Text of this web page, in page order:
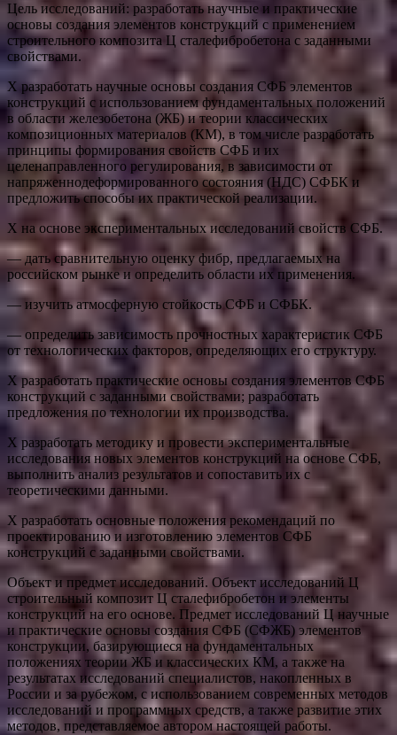
Цель исследований: разработать научные и практические
основы создания элементов конструкций с применением
строительного композита Ц сталефибробетона с заданными
свойствами.
Х разработать научные основы создания СФБ элементов
конструкций с использованием фундаментальных положений
в области железобетона (ЖБ) и теории классических
композиционных материалов (КМ), в том числе разработать
принципы формирования свойств СФБ и их
целенаправленного регулирования, в зависимости от
напряженнодеформированного состояния (НДС) СФБК и
предложить способы их практической реализации.
Х на основе экспериментальных исследований свойств СФБ.
— дать сравнительную оценку фибр, предлагаемых на
российском рынке и определить области их применения.
— изучить атмосферную стойкость СФБ и СФБК.
— определить зависимость прочностных характеристик СФБ
от технологических факторов, определяющих его структуру.
Х разработать практические основы создания элементов СФБ
конструкций с заданными свойствами; разработать
предложения по технологии их производства.
Х разработать методику и провести экспериментальные
исследования новых элементов конструкций на основе СФБ,
выполнить анализ результатов и сопоставить их с
теоретическими данными.
Х разработать основные положения рекомендаций по
проектированию и изготовлению элементов СФБ
конструкций с заданными свойствами.
Объект и предмет исследований. Объект исследований Ц
строительный композит Ц сталефибробетон и элементы
конструкций на его основе. Предмет исследований Ц научные
и практические основы создания СФБ (СФЖБ) элементов
конструкции, базирующиеся на фундаментальных
положениях теории ЖБ и классических КМ, а также на
результатах исследований специалистов, накопленных в
России и за рубежом, с использованием современных методов
исследований и программных средств, а также развитие этих
методов, представляемое автором настоящей работы.